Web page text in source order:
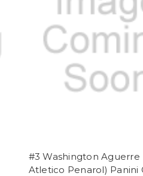
#3 Washington Aguerre
Atletico Penarol) Panini